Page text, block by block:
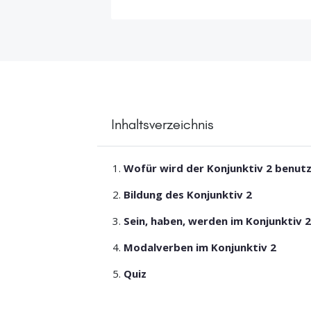
Inhaltsverzeichnis
Wofür wird der Konjunktiv 2
Bildung des Konjunktiv 2
Sein, haben, werden im Konjunktiv 2
Modalverben im Konjunktiv 2
Quiz